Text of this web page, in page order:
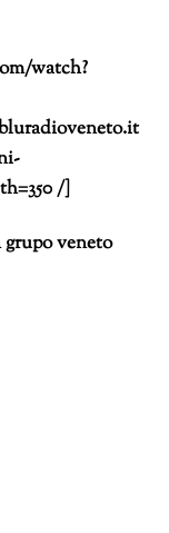
watch?
/]
veneto